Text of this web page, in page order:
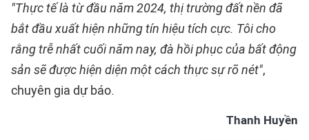
"Thực tế là từ đầu năm 2024, thị trường đất nền đã
bắt đầu xuất hiện những tín hiệu tích cực. Tôi cho
rằng trễ nhất cuối năm nay, đà hồi phục của bất động
sản sẽ được hiện diện một cách thực sự rõ nét",
chuyên gia dự báo.
Thanh Huyền